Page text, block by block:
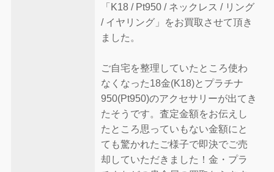
「K18 / Pt950 / ネックレス / リング
/ イヤリング」をお買取させて頂き
ました。
ご自宅を整理していたところ使わ
なくなった18金(K18)とプラチナ
950(Pt950)のアクセサリーが出てき
たそうです。査定金額をお伝えし
たところ思っていもない金額にと
ても驚かれたご様子で即決でご売
却していただきました！金・プラ